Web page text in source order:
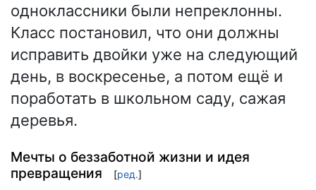
одноклассники были непреклонны.
Класс постановил, что они должны
исправить двойки уже на следующий
день, в воскресенье, а потом ещё и
поработать в школьном саду, сажая
деревья.
Мечты о беззаботной жизни и идея
превращения
[ред.]